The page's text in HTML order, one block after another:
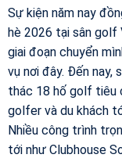
Sự kiện năm nay
hè 2026 tại sân golf
giai đoạn chuyển
vụ nơi đây. Đến nay,
thác 18 hố golf tiêu
golfer và du khách
Nhiều công trình
tới như Clubhouse